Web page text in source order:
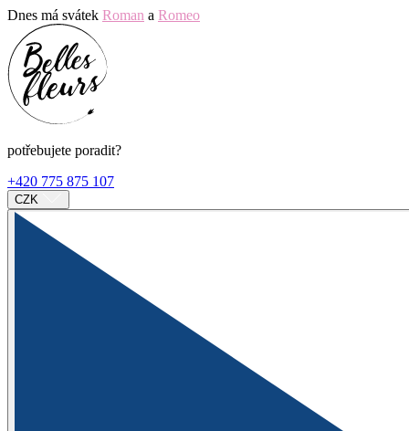
Dnes má svátek Roman a Romeo
potřebujete poradit?
+420 775 875 107
CZK